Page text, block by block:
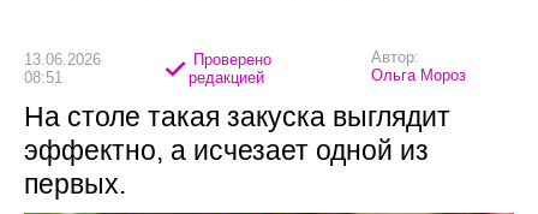
13.06.2026
08:51
Проверено
редакцией
Автор:
Ольга Мороз
На столе такая закуска выглядит
эффектно, а исчезает одной из
первых.